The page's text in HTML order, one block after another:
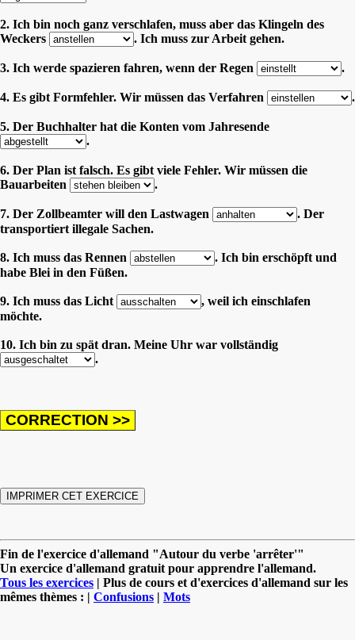
2. Ich bin noch ganz verschlafen, muss aber das Klingeln des
Weckers
. Ich muss zur Arbeit gehen.
3. Ich werde spazieren fahren, wenn der Regen .
4. Es gibt Formfehler. Wir müssen das Verfahren .
5. Der Buchhalter hat die Konten vom Jahresende
.
6. Der Plan ist falsch. Es gibt viele Fehler. Wir müssen die
Bauarbeiten
.
7. Der Zollbeamter will den Lastwagen
. Der
transportiert illegale Sachen.
8. Ich muss das Rennen
. Ich bin erschöpft und
habe Blei in den Füßen.
9. Ich muss das Licht
, weil ich einschlafen
möchte.
10. Ich bin zu spät dran. Meine Uhr war vollständig
.
Fin de l'exercice d'allemand "Autour du verbe 'arrêter'"
Un exercice d'allemand gratuit pour apprendre l'allemand.
Tous les exercices | Plus de cours et d'exercices d'allemand sur les
mêmes thèmes : | Confusions | Mots